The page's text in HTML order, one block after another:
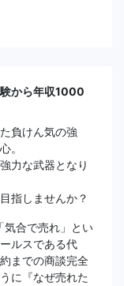
から年収1000
負けん気の強
。
力な武器となり
指しませんか？
合で売れ」とい
ルスである代
までの商談完全
に『なぜ売れた